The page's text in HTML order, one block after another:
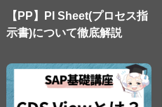
【PP】PI Sheet(プロセス指
示書)について徹底解説